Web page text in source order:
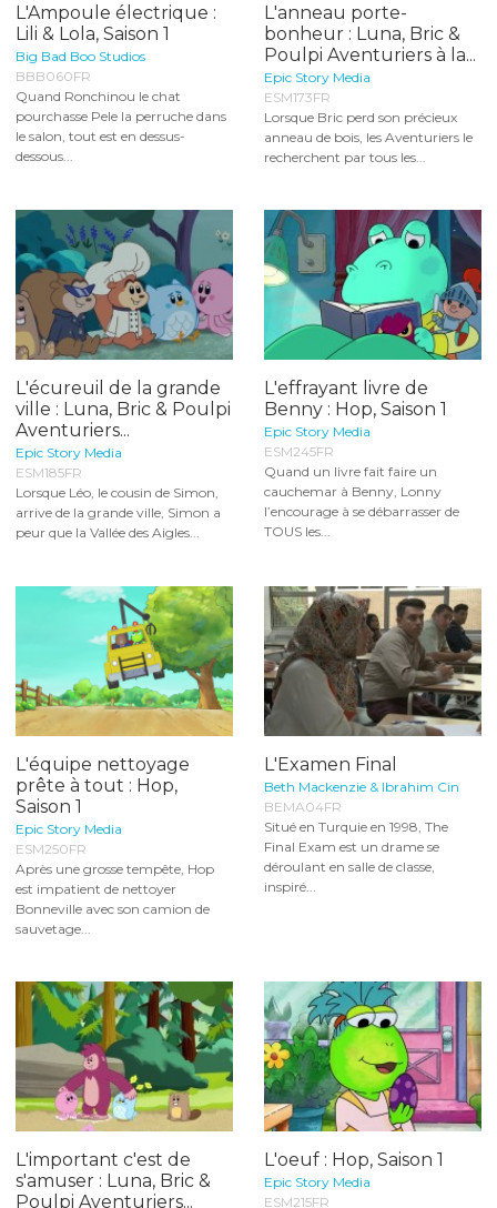
L'Ampoule électrique :
Lili & Lola, Saison 1
Big Bad Boo Studios
BBB060FR
Quand Ronchinou le chat
pourchasse Pele la perruche dans
le salon, tout est en dessus-
dessous...
L'anneau porte-
bonheur : Luna, Bric &
Poulpi Aventuriers à la...
Epic Story Media
ESM173FR
Lorsque Bric perd son précieux
anneau de bois, les Aventuriers le
recherchent par tous les...
L'écureuil de la grande
ville : Luna, Bric & Poulpi
Aventuriers...
Epic Story Media
ESM185FR
Lorsque Léo, le cousin de Simon,
arrive de la grande ville, Simon a
peur que la Vallée des Aigles...
L'effrayant livre de
Benny : Hop, Saison 1
Epic Story Media
ESM245FR
Quand un livre fait faire un
cauchemar à Benny, Lonny
l’encourage à se débarrasser de
TOUS les...
L'équipe nettoyage
prête à tout : Hop,
Saison 1
Epic Story Media
ESM250FR
Après une grosse tempête, Hop
est impatient de nettoyer
Bonneville avec son camion de
sauvetage...
L'Examen Final
Beth Mackenzie & Ibrahim Cin
BEMA04FR
Situé en Turquie en 1998, The
Final Exam est un drame se
déroulant en salle de classe,
inspiré...
L'important c'est de
s'amuser : Luna, Bric &
Poulpi Aventuriers...
L'oeuf : Hop, Saison 1
Epic Story Media
ESM215FR